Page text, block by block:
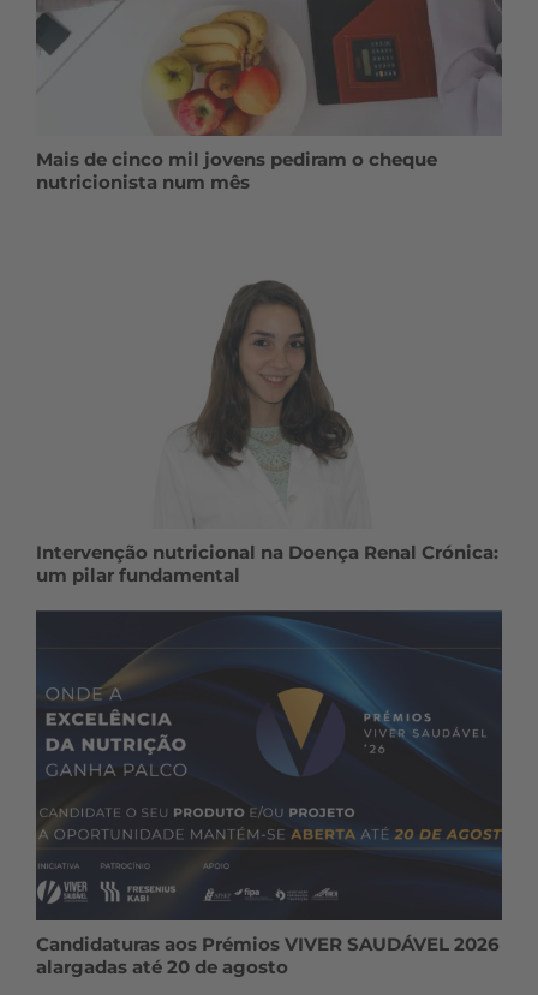
Mais de cinco mil jovens pediram o cheque
nutricionista num mês
Intervenção nutricional na Doença Renal Crónica:
um pilar fundamental
Candidaturas aos Prémios VIVER SAUDÁVEL 2026
alargadas até 20 de agosto